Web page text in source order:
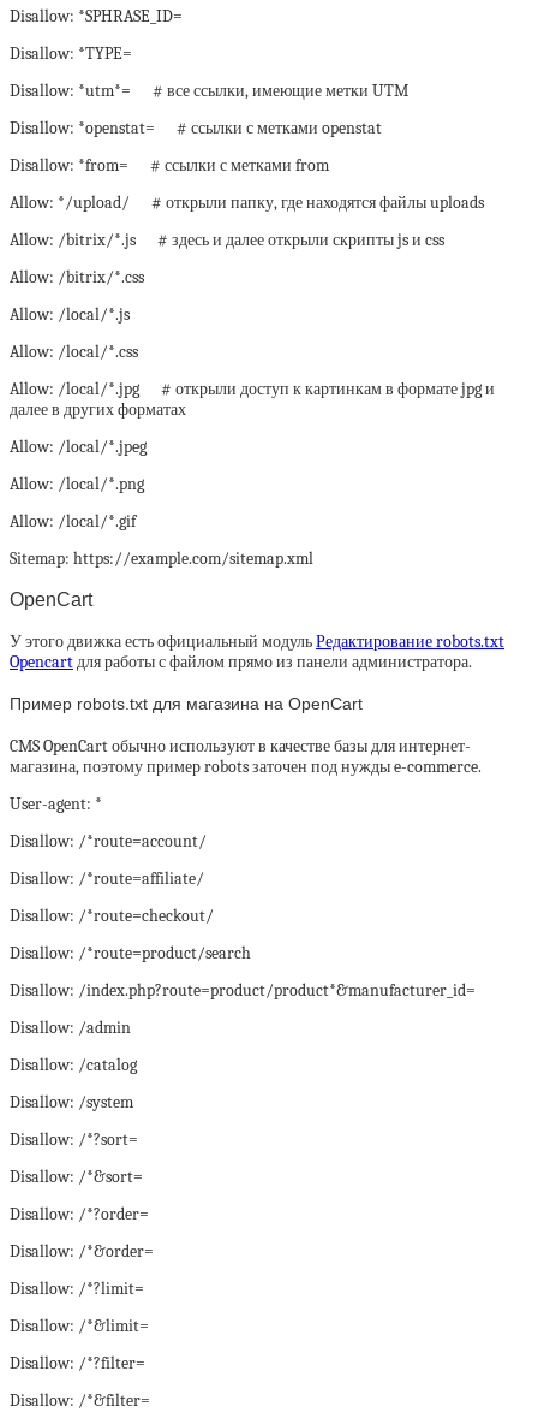
Disallow: *SPHRASE_ID=
Disallow: *TYPE=
Disallow: *utm*= # все ссылки, имеющие метки UTM
Disallow: *openstat= # ссылки с метками openstat
Disallow: *from= # ссылки с метками from
Allow: */upload/ # открыли папку, где находятся файлы uploads
Allow: /bitrix/*.js # здесь и далее открыли скрипты js и css
Allow: /bitrix/*.css
Allow: /local/*.js
Allow: /local/*.css
Allow: /local/*.jpg # открыли доступ к картинкам в формате jpg и
далее в других форматах
Allow: /local/*.jpeg
Allow: /local/*.png
Allow: /local/*.gif
Sitemap: https://example.com/sitemap.xml
OpenCart
У этого движка есть официальный модульРедактирование robots.txt
Opencartдля работы с файлом прямо из панели администратора.
Пример robots.txt для магазина на OpenCart
CMS OpenCart обычно используют в качестве базы для интернет-
магазина, поэтому пример robots заточен под нужды e-commerce.
User-agent: *
Disallow: /*route=account/
Disallow: /*route=affiliate/
Disallow: /*route=checkout/
Disallow: /*route=product/search
Disallow: /index.php?route=product/product*&manufacturer_id=
Disallow: /admin
Disallow: /catalog
Disallow: /system
Disallow: /*?sort=
Disallow: /*&sort=
Disallow: /*?order=
Disallow: /*&order=
Disallow: /*?limit=
Disallow: /*&limit=
Disallow: /*?filter=
Disallow: /*&filter=